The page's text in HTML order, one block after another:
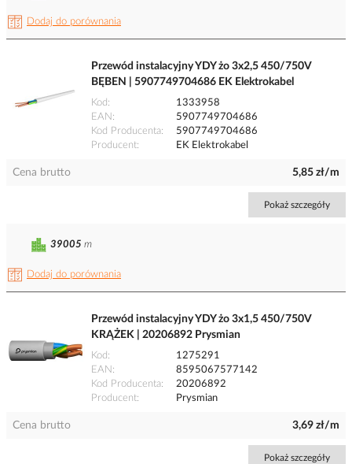
Dodaj do porównania
Przewód instalacyjny YDY żo 3x2,5 450/750V
BĘBEN | 5907749704686 EK Elektrokabel
Kod
1333958
EAN
5907749704686
Kod Producenta
5907749704686
Producent
EK Elektrokabel
Cena brutto 5,85 zł/m
Pokaż szczegóły
Dodaj do porównania
39005 m
Przewód instalacyjny YDY żo 3x1,5 450/750V
KRĄŻEK | 20206892 Prysmian
Kod
1275291
EAN
8595067577142
Kod Producenta
20206892
Producent
Prysmian
Cena brutto 3,69 zł/m
Pokaż szczegóły